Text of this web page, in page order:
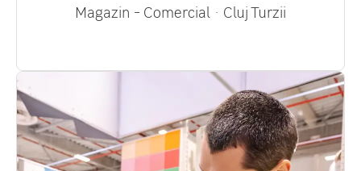
Magazin - Comercial · Cluj Turzii